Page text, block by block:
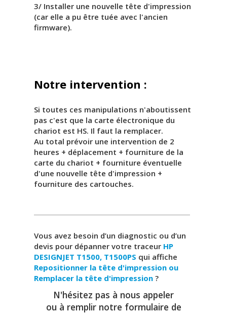
3/ Installer une nouvelle tête d'impression
(car elle a pu être tuée avec l'ancien
firmware).
Notre intervention :
Si toutes ces manipulations n'aboutissent
pas c'est que la carte électronique du
chariot est HS. Il faut la remplacer.
Au total prévoir une intervention de 2
heures + déplacement + fourniture de la
carte du chariot + fourniture éventuelle
d'une nouvelle tête d'impression +
fourniture des cartouches.
Vous avez besoin d’un diagnostic ou d’un
devis pour dépanner votre traceur HP
DESIGNJET T1500, T1500PS qui affiche
Repositionner la tête d'impression ou
Remplacer la tête d'impression ?
N'hésitez pas à nous appeler
ou à remplir notre formulaire de